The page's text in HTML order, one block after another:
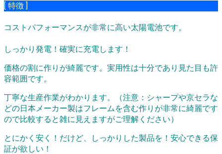
[ 特徴 ]
コストパフォーマンスが非常に高い太陽電池です。
しっかり発電！確実に充電します！
価格の割に作りが綺麗です。実用性は十分であり見た目も許
容範囲です。
丁寧な生産作業がわかります。
（注意：シャープや京セラな
どの日本メーカー製はフレームを含む作りが非常に綺麗です
ので比較すると雑に見えますがご理解ください）
とにかく安く！だけど、しっかりした製品を！安心できる保
証が欲しい！